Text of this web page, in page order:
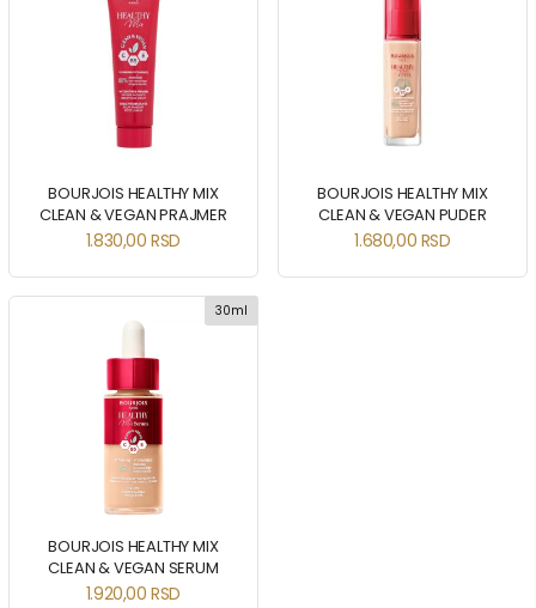
BOURJOIS HEALTHY MIX
CLEAN & VEGAN PRAJMER
1.830,00RSD
BOURJOIS HEALTHY MIX
CLEAN & VEGAN PUDER
1.680,00 RSD
30ml
BOURJOIS HEALTHY MIX
CLEAN & VEGAN SERUM
1.920,00RSD